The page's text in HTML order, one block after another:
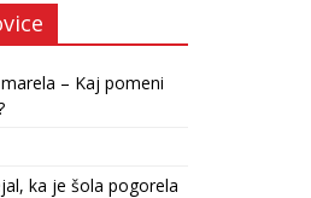
– Kaj pomeni
ka je šola pogorela